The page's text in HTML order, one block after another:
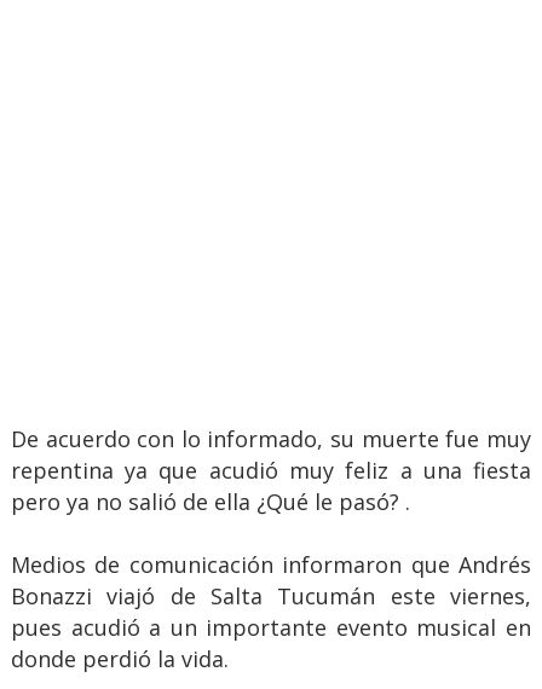
De acuerdo con lo informado, su muerte fue muy
repentina ya que acudió muy feliz a una fiesta
pero ya no salió de ella ¿Qué le pasó? .
Medios de comunicación informaron que Andrés
Bonazzi viajó de Salta Tucumán este viernes,
pues acudió a un importante evento musical en
donde perdió la vida.